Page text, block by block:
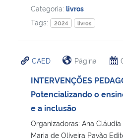
Categoria: livros
Tags:
2024 livros
CAED Página
INTERVENÇÕES
Potencializando o
e a inclusão
Organizadoras: Ana
Maria de Oliveira Pavão